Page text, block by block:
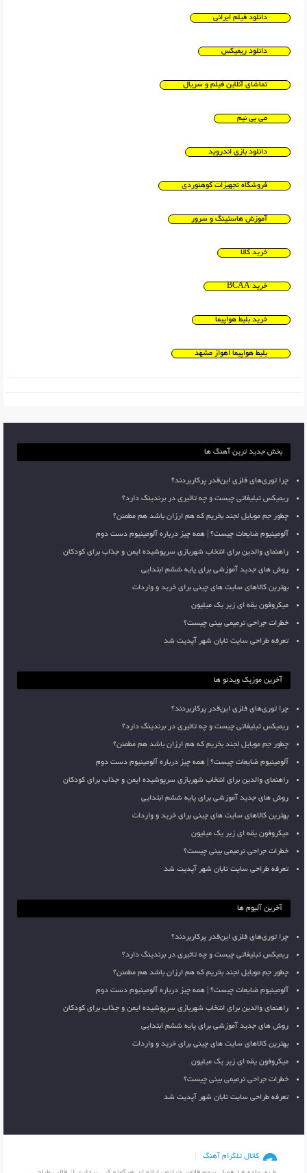
دانلود فیلم ایرانی
دانلود ریمیکس
تماشای آنلاین فیلم و سریال
می بی نیم
دانلود بازی اندروید
فروشگاه تجهیزات کوهنوردی
آموزش هاستینگ و سرور
خرید کالا
خرید BCAA
خرید بلیط هواپیما
بلیط هواپیما اهواز مشهد
بخش جدید ترین آهنگ ها
چرا توری‌های فلزی این‌قدر پرکاربردند؟
ریمیکس تبلیغاتی چیست و چه تاثیری در برندینگ دارد؟
چطور جم موبایل لجند بخریم که هم ارزان باشد هم مطمئن؟
آلومینیوم ضایعات چیست؟ | همه چیز درباره آلومینیوم دست دوم
راهنمای والدین برای انتخاب شهربازی سرپوشیده ایمن و جذاب برای کودکان
روش های جدید آموزشی برای پایه ششم ابتدایی
بهترین کالاهای سایت های چینی برای خرید و واردات
میکروفون یقه ای زیر یک میلیون
خطرات جراحی ترمیمی بینی چیست؟
تعرفه طراحی سایت تابان شهر آپدیت شد
آخرین موزیک ویدئو ها
چرا توری‌های فلزی این‌قدر پرکاربردند؟
ریمیکس تبلیغاتی چیست و چه تاثیری در برندینگ دارد؟
چطور جم موبایل لجند بخریم که هم ارزان باشد هم مطمئن؟
آلومینیوم ضایعات چیست؟ | همه چیز درباره آلومینیوم دست دوم
راهنمای والدین برای انتخاب شهربازی سرپوشیده ایمن و جذاب برای کودکان
روش های جدید آموزشی برای پایه ششم ابتدایی
بهترین کالاهای سایت های چینی برای خرید و واردات
میکروفون یقه ای زیر یک میلیون
خطرات جراحی ترمیمی بینی چیست؟
تعرفه طراحی سایت تابان شهر آپدیت شد
آخرین آلبوم ها
چرا توری‌های فلزی این‌قدر پرکاربردند؟
ریمیکس تبلیغاتی چیست و چه تاثیری در برندینگ دارد؟
چطور جم موبایل لجند بخریم که هم ارزان باشد هم مطمئن؟
آلومینیوم ضایعات چیست؟ | همه چیز درباره آلومینیوم دست دوم
راهنمای والدین برای انتخاب شهربازی سرپوشیده ایمن و جذاب برای کودکان
روش های جدید آموزشی برای پایه ششم ابتدایی
بهترین کالاهای سایت های چینی برای خرید و واردات
میکروفون یقه ای زیر یک میلیون
خطرات جراحی ترمیمی بینی چیست؟
تعرفه طراحی سایت تابان شهر آپدیت شد
کانال تلگرام آهنگ